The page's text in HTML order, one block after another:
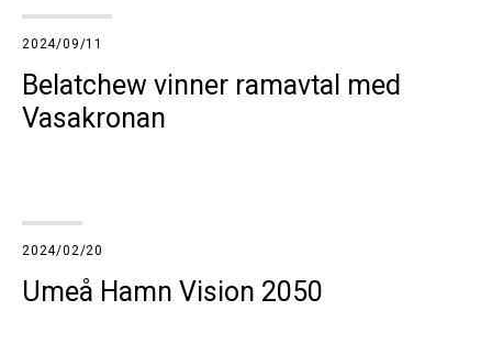
2024/09/11
Belatchew vinner ramavtal med
Vasakronan
2024/02/20
Umeå Hamn Vision 2050